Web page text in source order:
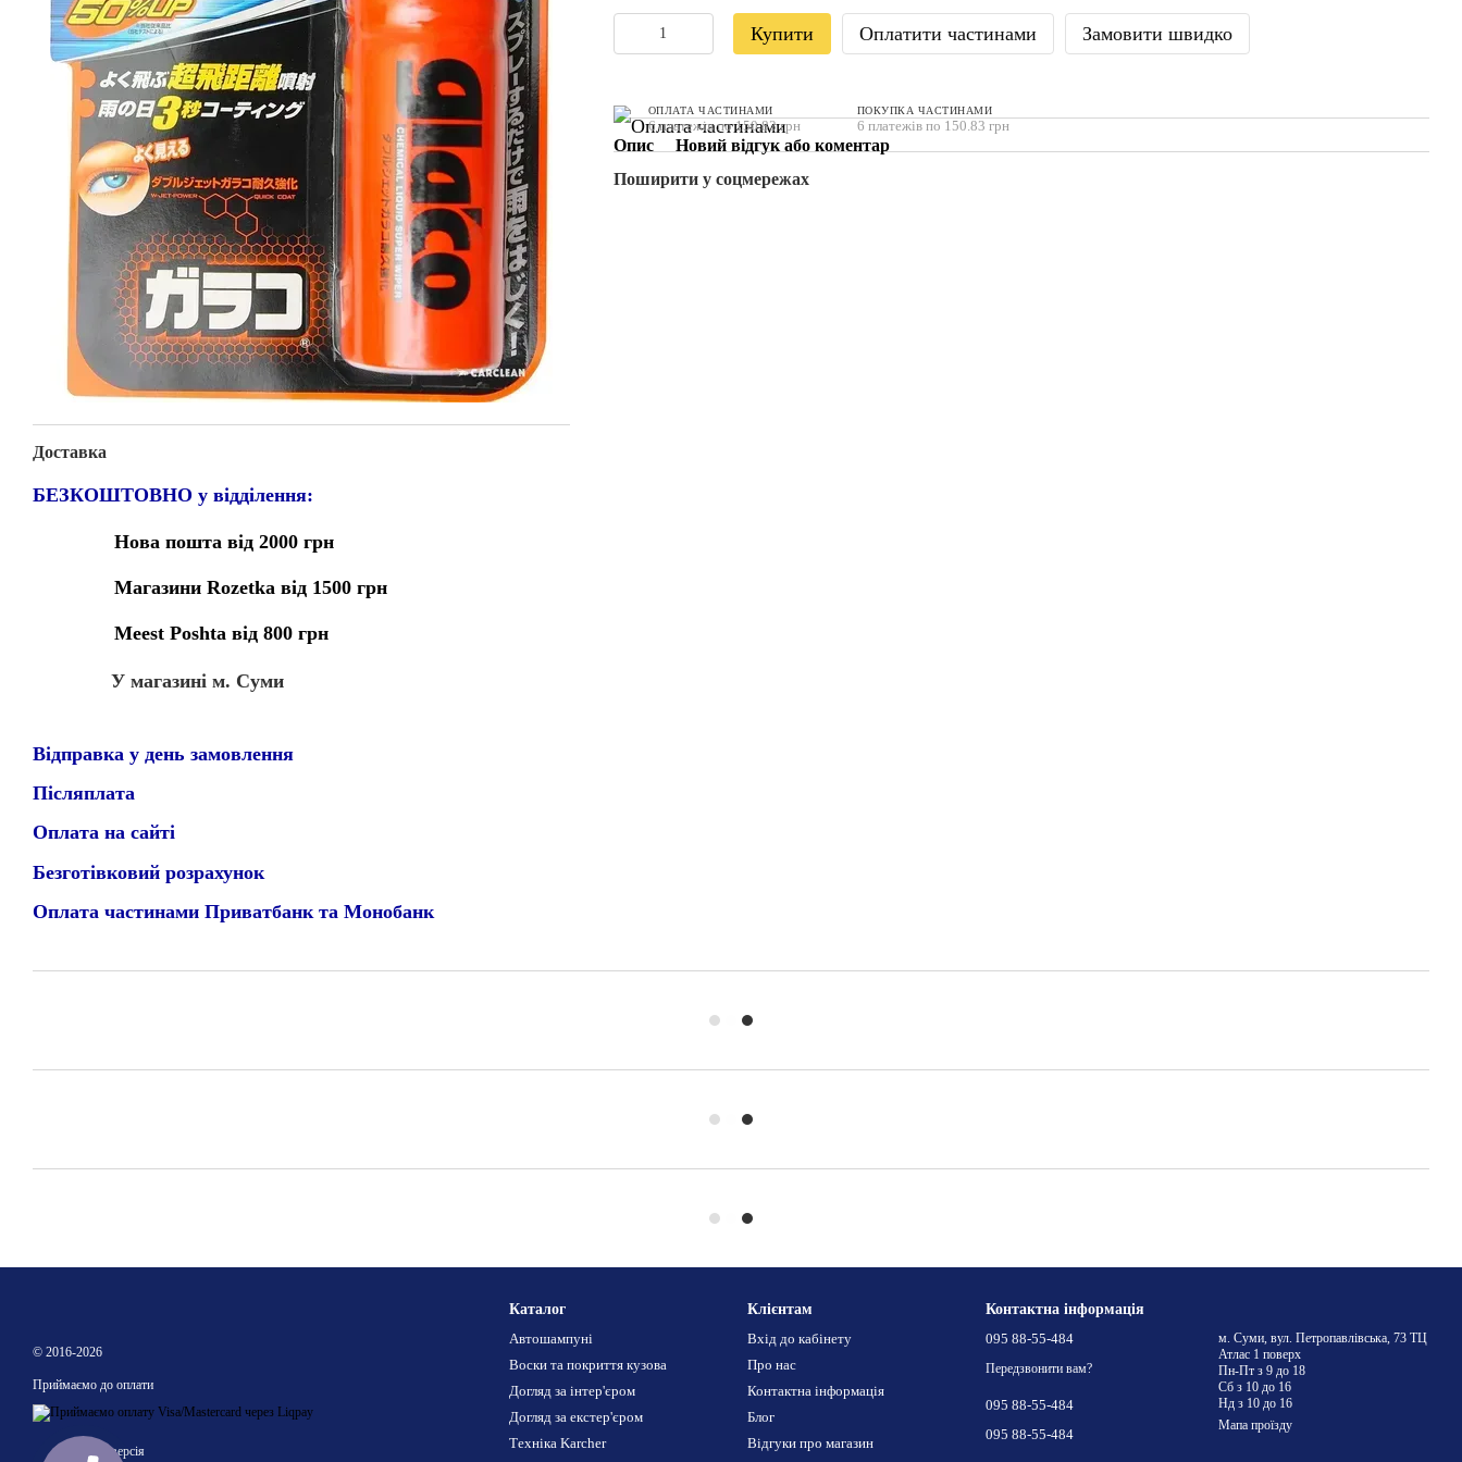
Доставка
БЕЗКОШТОВНО у відділення:
Нова пошта від 2000 грн
Магазини Rozetka від 1500 грн
Meest Poshta від 800 грн
У магазині м. Суми
Відправка у день замовлення
Післяплата
Оплата на сайті
Безготівковий розрахунок
Оплата частинами Приватбанк та Монобанк
Купити Оплатити частинами Замовити швидко
ОПЛАТА ЧАСТИНАМИ
6 платежів по 150.83 грн
ПОКУПКА ЧАСТИНАМИ
6 платежів по 150.83 грн
Опис
Новий відгук або коментар
Поширити у соцмережах
© 2016-2026
Приймаємо до оплати
Мобільна версія
Каталог
Автошампуні
Воски та покриття кузова
Догляд за інтер'єром
Догляд за екстер'єром
Техніка Karcher
Клієнтам
Вхід до кабінету
Про нас
Контактна інформація
Блог
Відгуки про магазин
Контактна інформація
095 88-55-484
Передзвонити вам?
095 88-55-484
095 88-55-484
м. Суми, вул. Петропавлівська, 73 ТЦ
Атлас 1 поверх
Пн-Пт з 9 до 18
Сб з 10 до 16
Нд з 10 до 16
Мапа проїзду